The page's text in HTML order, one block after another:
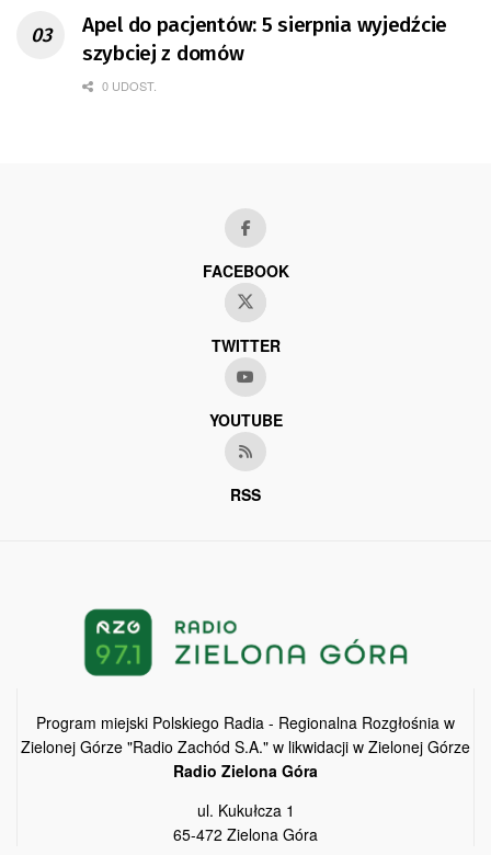
Apel do pacjentów: 5 sierpnia wyjedźcie
szybciej z domów
0 UDOST.
FACEBOOK
TWITTER
YOUTUBE
RSS
Program miejski Polskiego Radia - Regionalna Rozgłośnia w
Zielonej Górze "Radio Zachód S.A." w likwidacji w Zielonej Górze
Radio Zielona Góra
ul. Kukułcza 1
65-472 Zielona Góra